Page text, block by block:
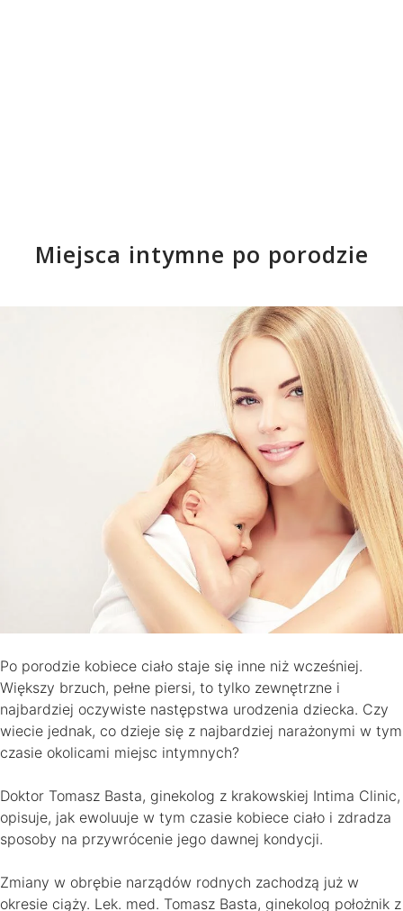
Miejsca intymne po porodzie
Po porodzie kobiece ciało staje się inne niż wcześniej.
Większy brzuch, pełne piersi, to tylko zewnętrzne i
najbardziej oczywiste następstwa urodzenia dziecka. Czy
wiecie jednak, co dzieje się z najbardziej narażonymi w tym
czasie okolicami miejsc intymnych?
Doktor Tomasz Basta, ginekolog z krakowskiej Intima Clinic,
opisuje, jak ewoluuje w tym czasie kobiece ciało i zdradza
sposoby na przywrócenie jego dawnej kondycji.
Zmiany w obrębie narządów rodnych zachodzą już w
okresie ciąży. Lek. med. Tomasz Basta, ginekolog położnik z